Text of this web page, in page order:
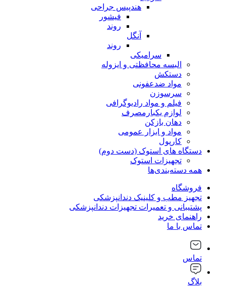
هندپیس جراحی
فیشور
روند
آنگل
روند
سرامیکی
البسه محافظتی و ایزوله
دستکش
مواد ضدعفونی
سرسوزن
فیلم و مواد رادیوگرافی
لوازم یکبارمصرف
دهان بازکن
مواد و ابزار عمومی
کارپول
دستگاه های استوک (دست دوم)
تجهیزات استوک
همه دسته‌بندی‌ها
فروشگاه
تجهیز مطب و کلینیک دندانپزشکی
پشتیبانی و تعمیرات تجهیزات دندانپزشکی
راهنمای خرید
تماس با ما
تماس
بلاگ